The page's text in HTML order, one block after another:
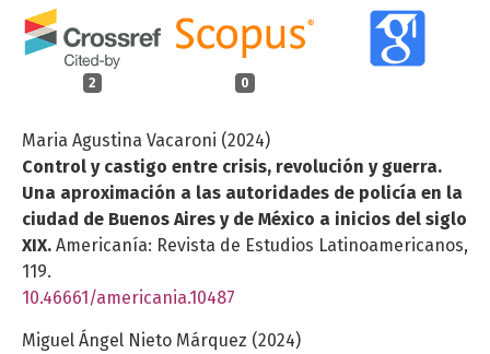
2 0
Maria Agustina Vacaroni (2024)
Control y castigo entre crisis, revolución y guerra.
Una aproximación a las autoridades de policía en la
ciudad de Buenos Aires y de México a inicios del siglo
XIX. Americanía: Revista de Estudios Latinoamericanos,
119.
10.46661/americania.10487
Miguel Ángel Nieto Márquez (2024)